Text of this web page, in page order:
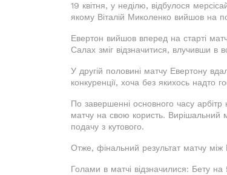
19 квітня, у неділю, відбулося
якому Віталій Миколенко вийшов на
Евертон вийшов вперед на старті
Салах зміг відзначитися, влучивши в
У другій половині матчу Евертону
конкуренції, хоча без якихось надто
По завершенні основного часу арбітр
матчу на свою користь. Вирішальний
подачу з кутового.
Отже, фінальний результат матчу між
Голами в матчі відзначилися: Бету